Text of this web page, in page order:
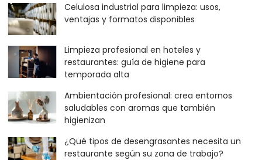
Celulosa industrial para limpieza: usos,
ventajas y formatos disponibles
Limpieza profesional en hoteles y
restaurantes: guía de higiene para
temporada alta
Ambientación profesional: crea entornos
saludables con aromas que también
higienizan
¿Qué tipos de desengrasantes necesita un
restaurante según su zona de trabajo?